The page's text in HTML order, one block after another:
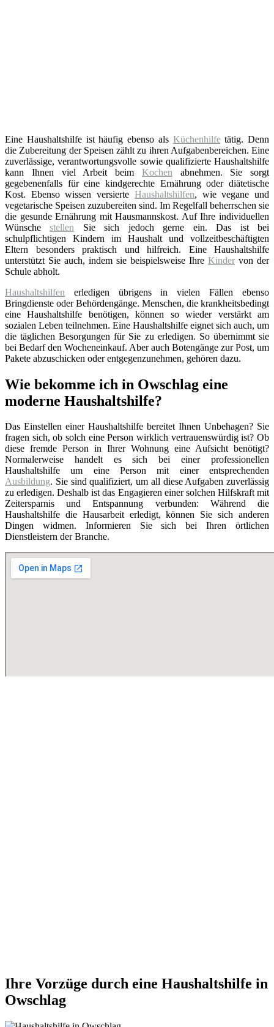
Eine Haushaltshilfe ist häufig ebenso als Küchenhilfetätig. Denn
die Zubereitung der Speisen zählt zu ihren Aufgabenbereichen. Eine
zuverlässige, verantwortungsvolle sowie qualifizierte Haushaltshilfe
kann Ihnen viel Arbeit beim Kochen abnehmen. Sie sorgt
gegebenenfalls für eine kindgerechte Ernährung oder diätetische
Kost. Ebenso wissen versierte Haushaltshilfen, wie vegane und
vegetarische Speisen zuzubereiten sind. Im Regelfall beherrschen sie
die gesunde Ernährung mit Hausmannskost. Auf Ihre individuellen
Wünschestellen Sie sich jedoch gerne ein. Das ist bei
schulpflichtigen Kindern im Haushalt und vollzeitbeschäftigten
Eltern besonders praktisch und hilfreich. Eine Haushaltshilfe
unterstützt Sie auch, indem sie beispielsweise Ihre Kinder von der
Schule abholt.
Haushaltshilfen erledigen übrigens in vielen Fällen ebenso
Bringdienste oder Behördengänge. Menschen, die krankheitsbedingt
eine Haushaltshilfe benötigen, können so wieder verstärkt am
sozialen Leben teilnehmen. Eine Haushaltshilfe eignet sich auch, um
die täglichen Besorgungen für Sie zu erledigen. So übernimmt sie
bei Bedarf den Wocheneinkauf. Aber auch Botengänge zur Post, um
Pakete abzuschicken oder entgegenzunehmen, gehören dazu.
Wie bekomme ich in Owschlag eine
moderne Haushaltshilfe?
Das Einstellen einer Haushaltshilfe bereitet Ihnen Unbehagen? Sie
fragen sich, ob solch eine Person wirklich vertrauenswürdig ist? Ob
diese fremde Person in Ihrer Wohnung eine Aufsicht benötigt?
Normalerweise handelt es sich bei einer professionellen
Haushaltshilfe um eine Person mit einer entsprechenden
Ausbildung. Sie sind qualifiziert, um all diese Aufgaben zuverlässig
zu erledigen. Deshalb ist das Engagieren einer solchen Hilfskraft mit
Zeitersparnis und Entspannung verbunden: Während die
Haushaltshilfe die Hausarbeit erledigt, können Sie sich anderen
Dingen widmen. Informieren Sie sich bei Ihren örtlichen
Dienstleistern der Branche.
Ihre Vorzüge durch eine Haushaltshilfe in
Owschlag